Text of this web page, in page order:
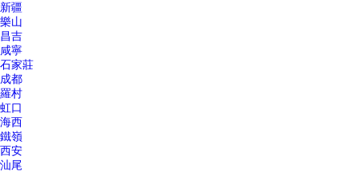
新疆
樂山
昌吉
咸寧
石家莊
成都
羅村
虹口
海西
鐵嶺
西安
汕尾